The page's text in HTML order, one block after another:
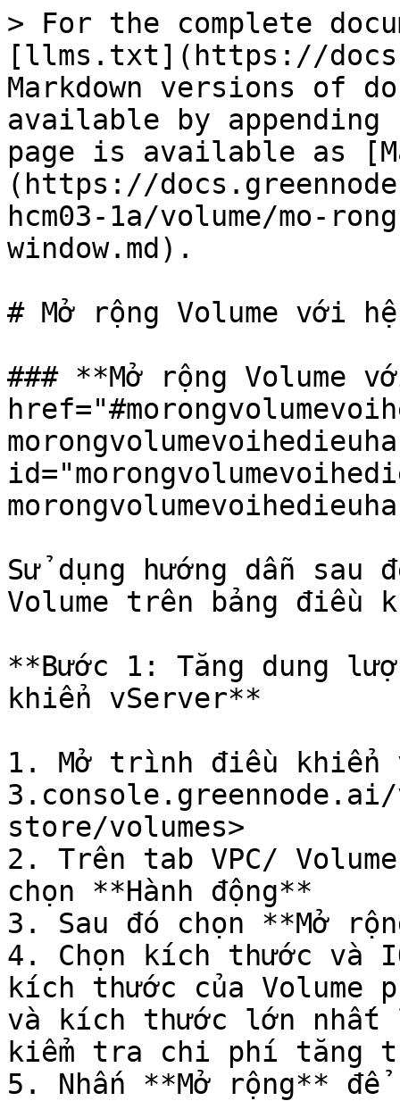
> For the complete
[llms.txt](https://
Markdown versions of
available by
page is available as
(https://
hcm03-1a/volume/mo-
window.md).
# Mở rộng Volume với
### **Mở rộng Volume
Sử dụng hướng dẫn
Volume trên bảng điều
**Bước 1: Tăng dung
khiển vServer**
1. Mở trình điều
store/volumes>
2. Trên tab VPC/
chọn **Hành động**
3. Sau đó chọn **Mở
4. Chọn kích thước và
kích thước của Volume
và kích thước lớn nhất
kiểm tra chi phí tăng
5. Nhấn **Mở rộng** để